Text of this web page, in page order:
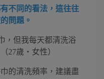
不同的看法，這往往
問題。
，但我每天都清洗浴
27歲・女性）
的清洗頻率，建議盡